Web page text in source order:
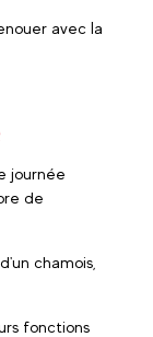
avec la
journée
de
chamois,
fonctions